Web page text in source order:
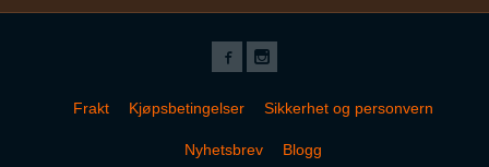
Frakt Kjøpsbetingelser Sikkerhet og personvern
Nyhetsbrev Blogg